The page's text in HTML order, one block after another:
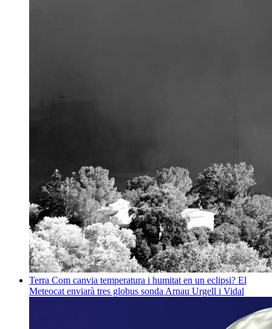
Terra Com canvia temperatura i humitat en un eclipsi? El
Meteocat enviarà tres globus sonda Arnau Urgell i Vidal